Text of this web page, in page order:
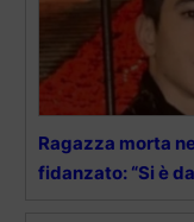
Ragazza morta
fidanzato: “Si è